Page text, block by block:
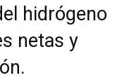
hidrógeno
netas y